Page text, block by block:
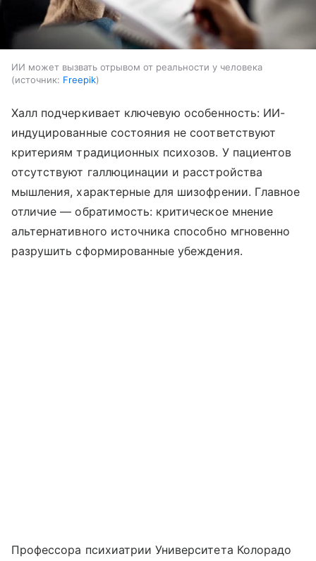
ИИ может вызвать отрывом от реальности у человека
источник: Freepik
Халл подчеркивает ключевую особенность: ИИ-
индуцированные состояния не соответствуют
критериям традиционных психозов. У пациентов
отсутствуют галлюцинации и расстройства
мышления, характерные для шизофрении. Главное
отличие — обратимость: критическое мнение
альтернативного источника способно мгновенно
разрушить сформированные убеждения.
Профессора психиатрии Университета Колорадо